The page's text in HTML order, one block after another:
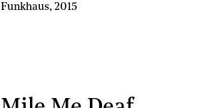
Funkhaus,2015